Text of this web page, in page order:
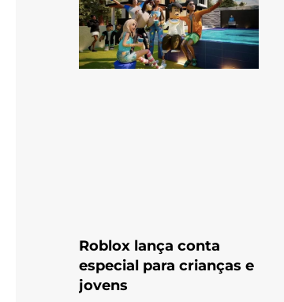
Roblox lança conta
especial para crianças e
jovens